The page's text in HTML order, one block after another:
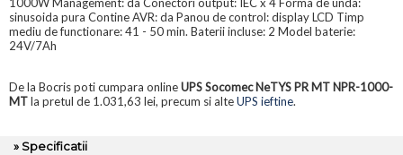
1000W Management: da Conectori output: IEC x 4 Forma de unda:
sinusoida pura Contine AVR: da Panou de control: display LCD Timp
mediu de functionare: 41 - 50 min. Baterii incluse: 2 Model baterie:
24V/7Ah
De la Bocris poti cumpara onlineUPS Socomec NeTYS PR MT NPR-1000-
MTla pretul de 1.031,63 lei, precum si alteUPS ieftine.
» Specificatii